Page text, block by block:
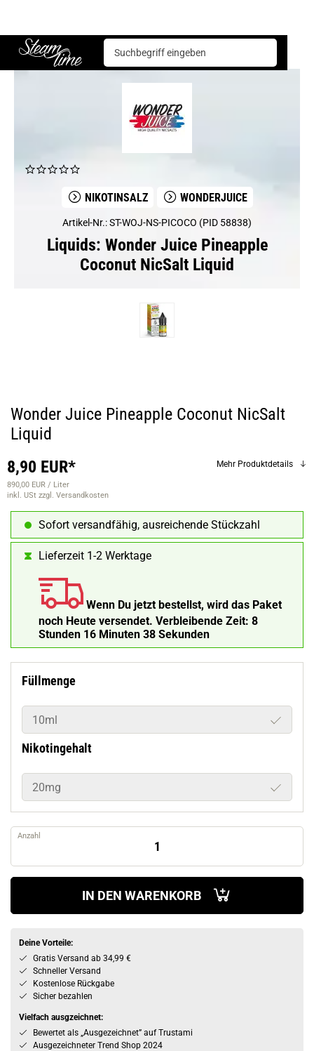
Steam time
Liquids WonderJuice
NIKOTINSALZ WONDERJUICE
Artikel-Nr.: ST-WOJ-NS-PICOCO (PID 58838)
Liquids: Wonder Juice Pineapple
Coconut NicSalt Liquid
Wonder Juice Pineapple Coconut NicSalt
Liquid
8,90 EUR*
890,00 EUR / Liter
inkl. USt zzgl. Versandkosten
Mehr Produktdetails
Sofort versandfähig, ausreichende Stückzahl
Lieferzeit 1-2 Werktage
Wenn Du jetzt bestellst, wird das Paket
noch Heute versendet. Verbleibende Zeit: 8
Stunden 16 Minuten 37 Sekunden
Füllmenge
10ml
Nikotingehalt
20mg
Anzahl
IN DEN WARENKORB
Deine Vorteile:
Gratis Versand ab 34,99 €
Schneller Versand
Kostenlose Rückgabe
Sicher bezahlen
Vielfach ausgzeichnet:
Bewertet als „Ausgezeichnet” auf Trustami
Ausgezeichneter Trend Shop 2024